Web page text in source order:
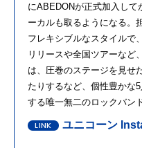
にABEDONが正式加入し
ーカルも取るようになる。
フレキシブルなスタイルで
リリースや全国ツアーなど
は、圧巻のステージを見せ
たりするなど、個性豊かな
する唯一無二のロックバンド
ユニコーン